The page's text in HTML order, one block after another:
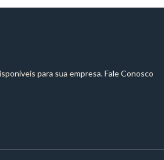
para sua empresa. Fale Conosco